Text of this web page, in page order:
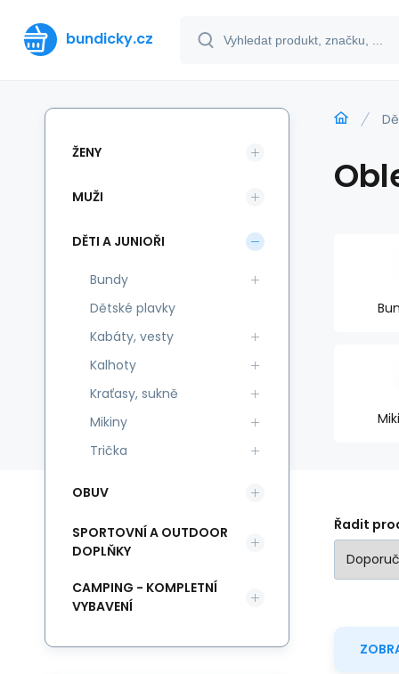
bundicky.cz
Řadit
ŽENY
MUŽI
DĚTI A JUNIOŘI
Bundy
Dětské plavky
Kabáty, vesty
Kalhoty
Kraťasy, sukně
Mikiny
Trička
OBUV
SPORTOVNÍ A OUTDOOR
DOPLŇKY
CAMPING - KOMPLETNÍ
VYBAVENÍ